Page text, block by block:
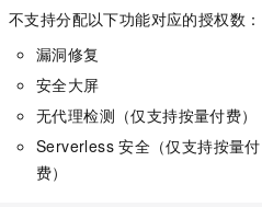
不支持分配以下功能对应的授权数：
漏洞修复
安全大屏
无代理检测（仅支持按量付费）
Serverless 安全（仅支持按量付
费）